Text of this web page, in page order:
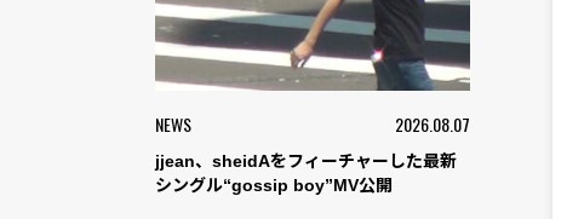
NEWS 2026.08.07
jjean、sheidAをフィーチャーした最新
シングル“gossip boy”MV公開